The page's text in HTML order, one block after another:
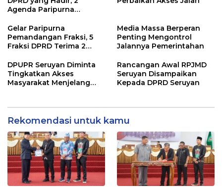
Agenda Paripurna
Gelar Paripurna
Pemandangan Fraksi, 5
Fraksi DPRD Terima 2
Media Massa Berperan
Penting Mengontrol
Jalannya Pemerintahan
DPUPR Seruyan Diminta
Tingkatkan Akses
Masyarakat Menjelang
Rancangan Awal RPJMD
Seruyan Disampaikan
Kepada DPRD Seruyan
Rekomendasi untuk kamu